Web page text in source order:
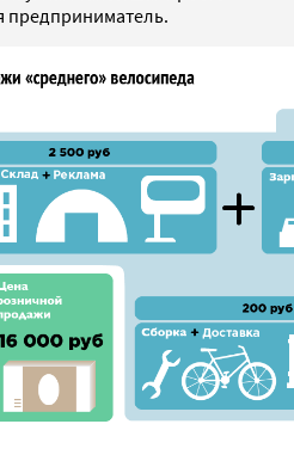
предприниматель.